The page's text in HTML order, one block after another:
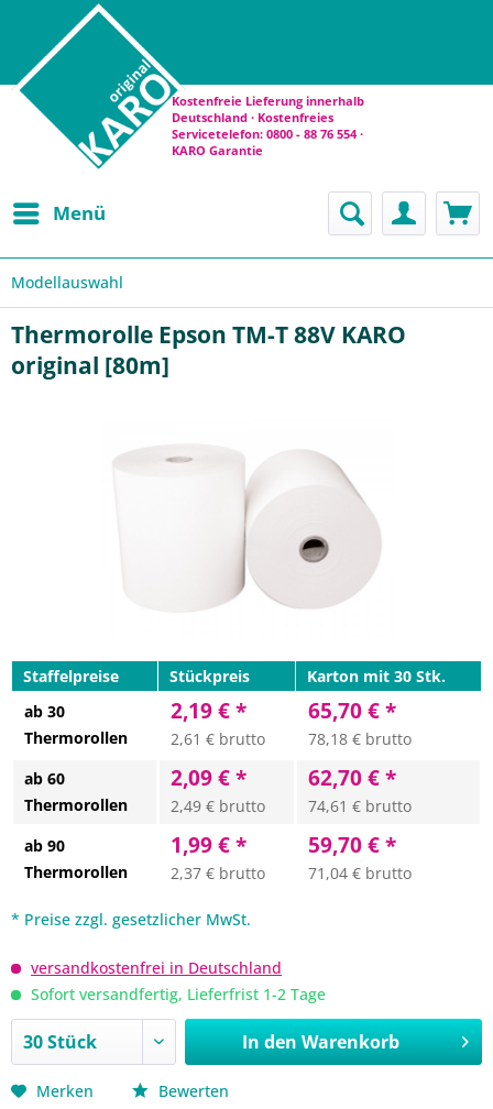
Kostenfreie Lieferung innerhalb
Deutschland · Kostenfreies
Servicetelefon: 0800 - 88 76 554 ·
KARO Garantie
Menü
Modellauswahl
Thermorolle Epson TM-T 88V KARO
original [80m]
Staffelpreise Stückpreis
Karton mit 30 Stk.
ab 30
Thermorollen
2,19 € *
2,61 € brutto
65,70 € *
78,18 € brutto
ab 60
Thermorollen
2,09 € *
2,49 € brutto
62,70 € *
74,61 € brutto
ab 90
Thermorollen
1,99 € *
2,37 € brutto
59,70 € *
71,04 € brutto
* Preise zzgl. gesetzlicher MwSt.
versandkostenfrei in Deutschland
Sofort versandfertig, Lieferfrist 1-2 Tage
In den Warenkorb
Merken Bewerten